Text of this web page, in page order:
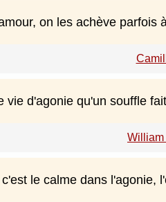
on les achève parfois
vie d'agonie qu'un souffle
William
le calme dans l'agonie,